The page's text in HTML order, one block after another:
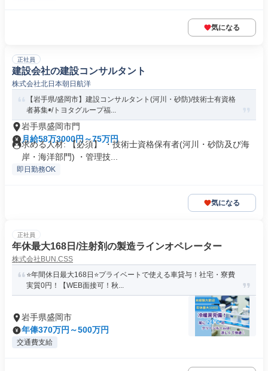
気になる
正社員
建設会社の建設コンサルタント
株式会社北日本朝日航洋
【岩手県/盛岡市】建設コンサルタント(河川・砂防)/技術士有資格
者募集◉/トヨタグループ福...
岩手県盛岡市門
月給58万3000円～75万円
求める人材: 【必須】 ・技術士資格保有者(河川・砂防及び海
岸・海洋部門) ・管理技...
即日勤務OK
気になる
正社員
年休最大168日/注射剤の製造ラインオペレーター
株式会社BUN.CSS
⭐年間休日最大168日⭐プライベートで使える車貸与！社宅・寮費
実質0円！【WEB面接可！秋...
岩手県盛岡市
年俸370万円～500万円
交通費支給